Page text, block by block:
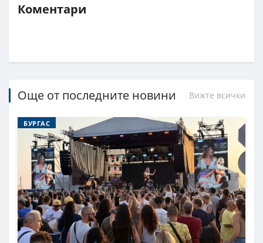
Коментари
Още от последните новини Вижте всички
БУРГАС